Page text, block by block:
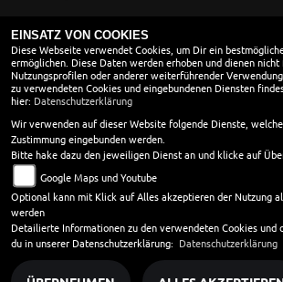
ÖFFNUNGSZEITEN
Montag:
geschlossen
Dienstag:
08:00 - 18:00
Mittwoch:
08:00 - 18:00
Donnerstag:
08:00 - 18:00
Freitag:
08:00 - 18:00
Samstag:
08:00 - 13:30
Sonntag:
geschlossen
EINSATZ VON COOKIES
Diese Webseite verwendet Cookies, um Dir ein
ermöglichen. Diese Daten werden erhoben und dienen
Nutzungsprofilen oder anderer weiterführender
zu verwendeten Cookies und eingebundenen Diensten
hier: Datenschutzerklärung
Wir verwenden auf dieser Website folgende Dienste,
Zustimmung eingebunden werden.
Bitte hake dazu den jeweiligen Dienst an und klicke auf
Google Maps und Youtube
Optional kann mit Klick auf Alles akzeptieren der Nutzung
werden
Detailierte Informationen zu den verwendeten Cookies und
du in unserer Datenschutzerklärung: Datenschutzerklärung